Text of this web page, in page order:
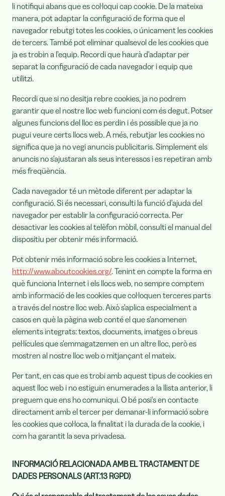
li notifiqui abans que es col·loqui cap cookie. De la mateixa
manera, pot adaptar la configuració de forma que el
navegador rebutgi totes les cookies, o únicament les cookies
de tercers. També pot eliminar qualsevol de les cookies que
ja es trobin a l'equip. Recordi que haurà d'adaptar per
separat la configuració de cada navegador i equip que
utilitzi.
Recordi que si no desitja rebre cookies, ja no podrem
garantir que el nostre lloc web funcioni com és degut. Potser
algunes funcions del lloc es perdin i és possible que ja no
pugui veure certs llocs web. A més, rebutjar les cookies no
significa que ja no vegi anuncis publicitaris. Simplement els
anuncis no s'ajustaran als seus interessos i es repetiran amb
més freqüència.
Cada navegador té un mètode diferent per adaptar la
configuració. Si és necessari, consulti la funció d'ajuda del
navegador per establir la configuració correcta. Per
desactivar les cookies al telèfon mòbil, consulti el manual del
dispositiu per obtenir més informació.
Pot obtenir més informació sobre les cookies a Internet,
http://www.aboutcookies.org/. Tenint en compte la forma en
què funciona Internet i els llocs web, no sempre comptem
amb informació de les cookies que col·loquen terceres parts
a través del nostre lloc web. Això s'aplica especialment a
casos en què la pàgina web conté el que s'anomenen
elements integrats: textos, documents, imatges o breus
pel·lícules que s'emmagatzemen en un altre lloc, però es
mostren al nostre lloc web o mitjançant el mateix.
Per tant, en cas que es trobi amb aquest tipus de cookies en
aquest lloc web i no estiguin enumerades a la llista anterior, li
preguem que ens ho comuniqui. O bé posi's en contacte
directament amb el tercer per demanar-li informació sobre
les cookies que col·loca, la finalitat i la durada de la cookie, i
com ha garantit la seva privadesa.
INFORMACIÓ RELACIONADA AMB EL TRACTAMENT DE
DADES PERSONALS (ART.13 RGPD)